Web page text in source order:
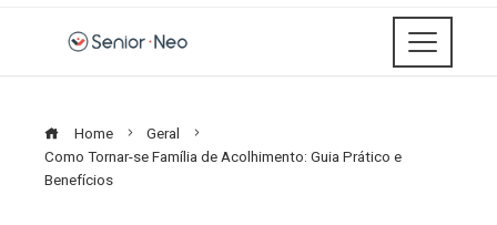
Home
Geral
Como Tornar-se Família de Acolhimento: Guia Prático e
Benefícios